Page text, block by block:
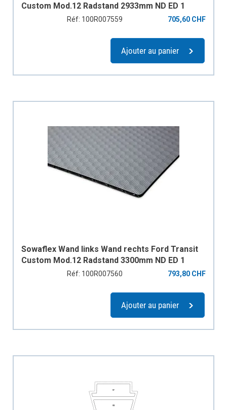
Custom Mod.12 Radstand 2933mm ND ED 1
SchiebetüreRéf: 100R007559 705,60 CHF
Ajouter au panier
Sowaflex Wand links Wand rechts Ford Transit
Custom Mod.12 Radstand 3300mm ND ED 1
SchiebetüreRéf: 100R007560 793,80 CHF
Ajouter au panier